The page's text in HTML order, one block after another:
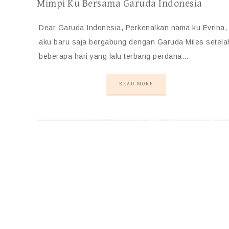
Mimpi Ku Bersama Garuda Indonesia
Dear Garuda Indonesia, Perkenalkan nama ku Evrina,
aku baru saja bergabung dengan Garuda Miles
beberapa hari yang lalu terbang perdana…
READ MORE